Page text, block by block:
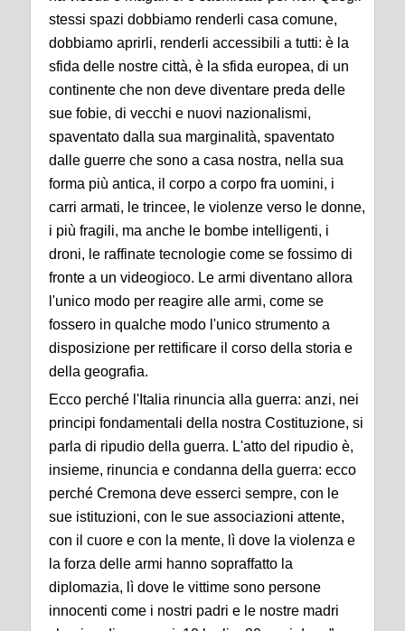
stessi spazi dobbiamo renderli casa comune,
dobbiamo aprirli, renderli accessibili a tutti: è la
sfida delle nostre città, è la sfida europea, di un
continente che non deve diventare preda delle
sue fobie, di vecchi e nuovi nazionalismi,
spaventato dalla sua marginalità, spaventato
dalle guerre che sono a casa nostra, nella sua
forma più antica, il corpo a corpo fra uomini, i
carri armati, le trincee, le violenze verso le donne,
i più fragili, ma anche le bombe intelligenti, i
droni, le raffinate tecnologie come se fossimo di
fronte a un videogioco. Le armi diventano allora
l'unico modo per reagire alle armi, come se
fossero in qualche modo l'unico strumento a
disposizione per rettificare il corso della storia e
della geografia.
Ecco perché l'Italia rinuncia alla guerra: anzi, nei
principi fondamentali della nostra Costituzione, si
parla di ripudio della guerra. L'atto del ripudio è,
insieme, rinuncia e condanna della guerra: ecco
perché Cremona deve esserci sempre, con le
sue istituzioni, con le sue associazioni attente,
con il cuore e con la mente, lì dove la violenza e
la forza delle armi hanno sopraffatto la
diplomazia, lì dove le vittime sono persone
innocenti come i nostri padri e le nostre madri